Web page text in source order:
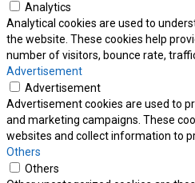
Analytics
Analytical cookies are used to
the website. These cookies help
number of visitors, bounce rate,
Advertisement
Advertisement
Advertisement cookies are used to
and marketing campaigns. These
websites and collect information to
Others
Others